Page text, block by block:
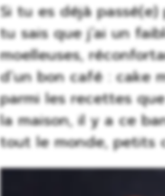
Si tu es déjà
tu sais que j’ai un
moelleuses,
d’un bon café : cake
parmi les recettes
la maison, il y a ce
tout le monde, petits